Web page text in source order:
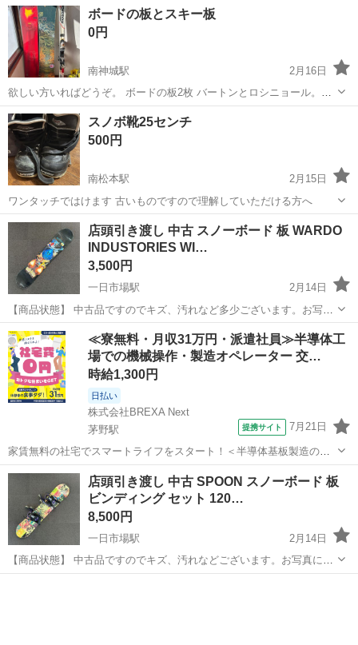
長野 上田市 上田駅 スノーボード
ボードの板とスキー板
0円
南神城駅
2月16日
欲しい方いればどうぞ。 ボードの板2枚 バートンとロシニョール。詳
細分かりませんが 大分古いタイプです。 スキー板。
長野 北安曇郡 南神城駅
スノボ靴25センチ
500円
南松本駅
2月15日
ワンタッチではけます 古いものですので理解していただける方へ
長野 松本市 南松本駅 スノーボード
店頭引き渡し 中古 スノーボード 板 WARDO
INDUSTORIES WI…
3,500円
一日市場駅
2月14日
【商品状態】 中古品ですのでキズ、汚れなど多少ございます。お写真
にてご確認下さい。 現在店頭でも販売中です。 販売済みの場合はご容
赦くださいませ。 （※店頭受け渡し）当社では品物を直接お客様に見
て頂き安心して...
長野 安曇野市 一日市場駅 スノーボード 店頭
≪寮無料・月収31万円・派遣社員≫半導体工
場での機械操作・製造オペレーター 交…
時給1,300円
日払い
株式会社BREXA Next
茅野駅
提携サイト 7月21日
家賃無料の社宅でスマートライフをスタート！＜半導体基板製造の機
械操作・検査＞ランチ代もかからないオトクな職場◎／稼ぎもしっか
り！月収例31万円／長野県茅野市 半導体基板の製造・検査 クリーンル
ーム内で、半導体基板の製造や検...
長野 茅野市 茅野駅 その他
店頭引き渡し 中古 SPOON スノーボード 板
ビンディング セット 120…
8,500円
一日市場駅
2月14日
【商品状態】 中古品ですのでキズ、汚れなどございます。お写真にて
ご確認下さい。 現在店頭でも販売中です。 販売済みの場合はご容赦く